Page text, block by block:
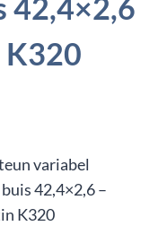
42,4×2,6
K320
variabel
42,4×2,6 –
K320